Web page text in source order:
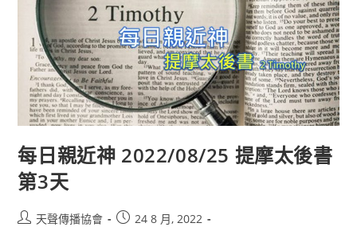
每日親近神 2022/08/25 提摩太後書
第3天
天聲傳播協會
24 8 月, 2022